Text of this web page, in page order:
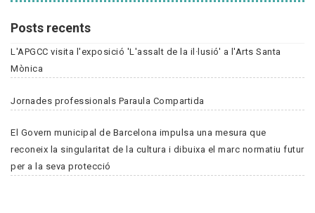
Posts recents
L'APGCC visita l'exposició 'L'assalt de la il·lusió' a l'Arts Santa
Mònica
Jornades professionals Paraula Compartida
El Govern municipal de Barcelona impulsa una mesura que
reconeix la singularitat de la cultura i dibuixa el marc normatiu futur
per a la seva protecció